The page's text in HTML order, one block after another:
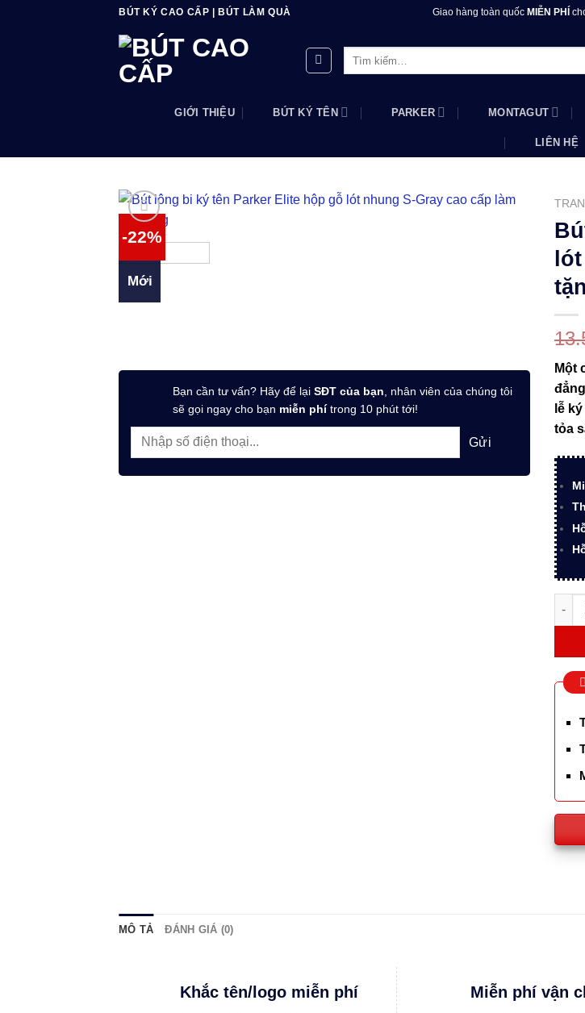
BÚT KÝ CAO CẤP | BÚT LÀM QUÀ Giao hàng toàn quốc MIỄN PHÍ
GIỚI THIỆU BÚT KÝ TÊN PARKER MONTAGUT
LIÊN HỆ
-22%
Mới
Bạn cần tư vấn? Hãy để lại SĐT của bạn , nhân viên của chúng tôi
sẽ gọi ngay cho bạn miễn phítrong 10 phút tới!
lót
Một
lễ
tỏa
Bút
MÔ TẢ ĐÁNH GIÁ (0)
Khắc tên/logo miễn phí Miễn phí vận